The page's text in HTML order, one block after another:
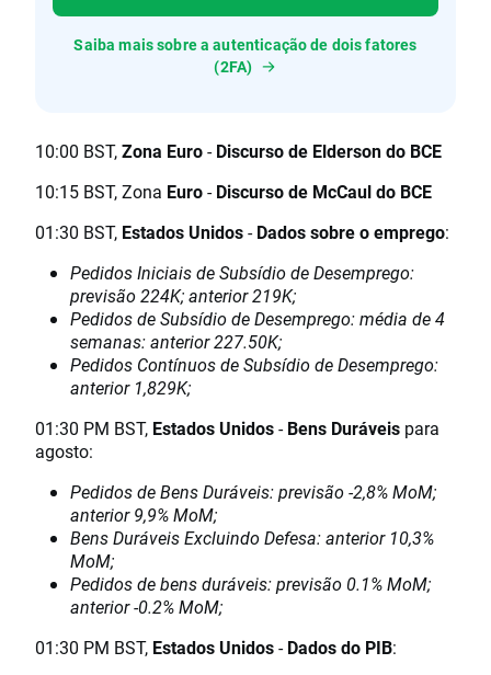
Saiba mais sobre a autenticação de dois fatores
(2FA)
10:00 BST,Zona Euro-Discurso de Elderson do BCE
10:15 BST, Zona Euro-Discurso de McCaul do BCE
01:30 BST, Estados Unidos-Dados sobre o emprego:
Pedidos Iniciais de Subsídio de Desemprego:
previsão 224K; anterior 219K;
Pedidos de Subsídio de Desemprego: média de 4
semanas: anterior 227.50K;
Pedidos Contínuos de Subsídio de Desemprego:
anterior 1,829K;
01:30 PM BST, Estados Unidos-Bens Duráveis para
agosto:
Pedidos de Bens Duráveis: previsão -2,8% MoM;
anterior 9,9% MoM;
Bens Duráveis Excluindo Defesa: anterior 10,3%
MoM;
Pedidos de bens duráveis: previsão 0.1% MoM;
anterior -0.2% MoM;
01:30 PM BST, Estados Unidos-Dados do PIB: